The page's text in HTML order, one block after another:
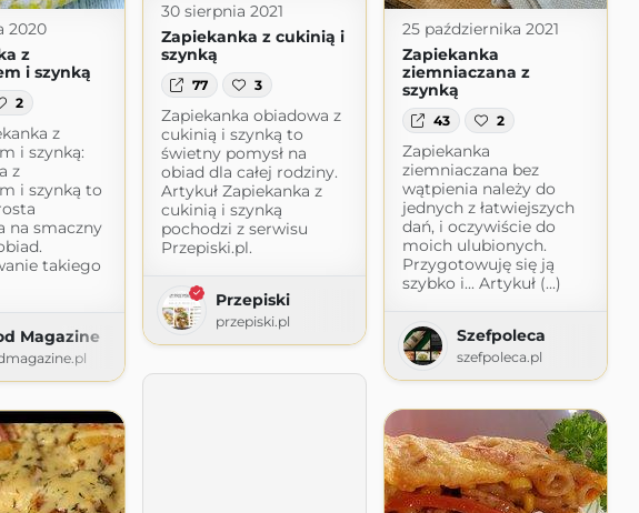
30 sierpnia 2021
Zapiekanka z cukinią i
szynką
77 3
Zapiekanka obiadowa z
cukinią i szynką to
świetny pomysł na
obiad dla całej rodziny.
Artykuł Zapiekanka z
cukinią i szynką
pochodzi z serwisu
Przepiski.pl.
Przepiski
przepiski.pl
2020
z
i szynką
2
z
i szynką:
z
i szynką to
na smaczny
takiego
Magazine
25 października 2021
Zapiekanka
ziemniaczana z
szynką
43 2
Zapiekanka
ziemniaczana bez
wątpienia należy do
jednych z łatwiejszych
dań, i oczywiście do
moich ulubionych.
Przygotowuję się ją
szybko i... Artykuł (...)
Szefpoleca
szefpoleca.pl